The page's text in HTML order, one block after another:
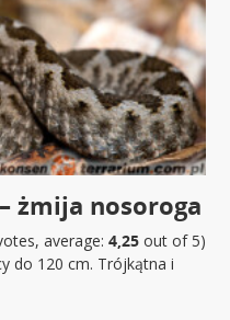
żmija nosoroga
average: 4,25out of 5)
do 120 cm. Trójkątna i